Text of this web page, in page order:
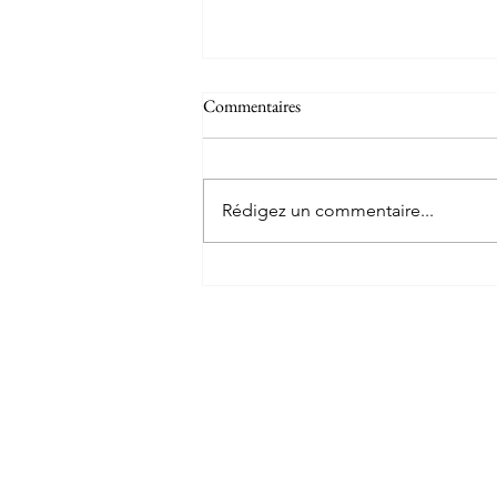
Commentaires
Rédigez un commentaire...